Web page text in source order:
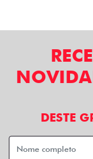
DESTE